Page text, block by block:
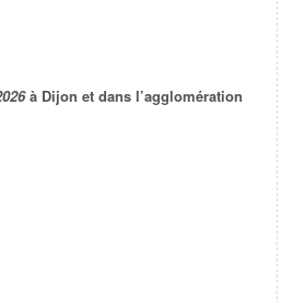
à Dijon et dans l’agglomération